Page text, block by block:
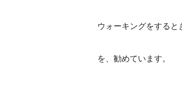
ウォーキングをする
を、勧めています。